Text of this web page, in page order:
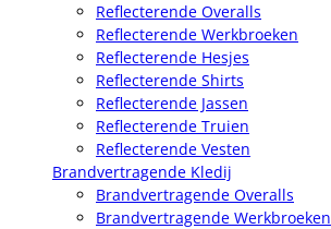
Reflecterende Overalls
Reflecterende Werkbroeken
Reflecterende Hesjes
Reflecterende Shirts
Reflecterende Jassen
Reflecterende Truien
Reflecterende Vesten
Brandvertragende Kledij
Brandvertragende Overalls
Brandvertragende Werkbroeken